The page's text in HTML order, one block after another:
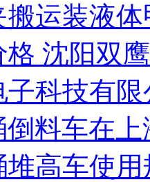
搬运装液
格 沈阳双
子科技有
倒料车在
堆高车使用